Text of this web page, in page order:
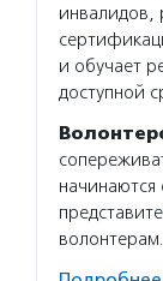
инвалидов,
и обучает
доступной
волонтерам.